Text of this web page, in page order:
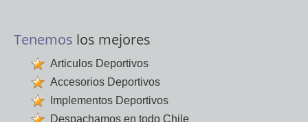
Tenemos los mejores
Articulos Deportivos
Accesorios Deportivos
Implementos Deportivos
Despachamos en todo Chile